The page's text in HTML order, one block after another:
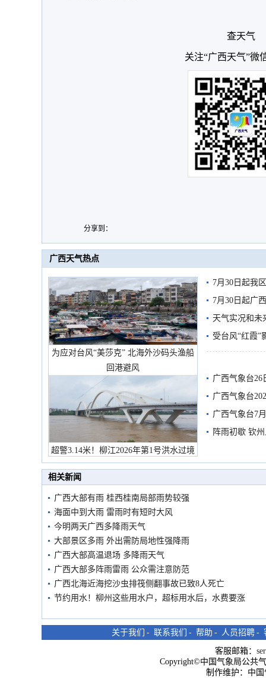
查天气
关注“广西天气”微
分享到：
广西天气热点
为应对台风“美莎克” 北海外沙码头渔船
回港避风
超警3.14米！柳江2026年第1号洪水过境
市民在堤岸见证汛况
7月30日起我
7月30日起广
天气实况和未
受台风“红霞”
有较强降雨
广西气象台26
广西气象台
预警
广西气象台7
阵雨初歇 钦
相关新闻
广西大部有雨 桂西桂南局部雨势较强
海面中到大雨 雷雨时有短时大风
今明两天广西多降雨天气
大部景区多雨 外出需防局地性强降雨
广西大部高温退场 多降雨天气
广西大部多阵雨雷雨 公众需注意防范
广西北海近海挖沙虫排筏侧翻事故已致8人死亡
节约用水！柳州这些用水户，超标用水后，水费要涨
关于我们 - 联系我们 - 帮助 - 人员招聘 -
客服邮箱：
Copyright©中国气象局公共
制作维护：中